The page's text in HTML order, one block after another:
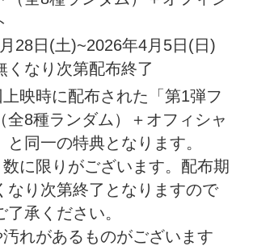
28日(土)~2026年4月5日(日)
なり次第配布終了
映時に配布された「第1弾フ
全8種ランダム）＋オフィシャ
と同一の特典となります。
に限りがございます。 配布期
なり次第終了となりますので
了承 ください。
れがあるものがございます